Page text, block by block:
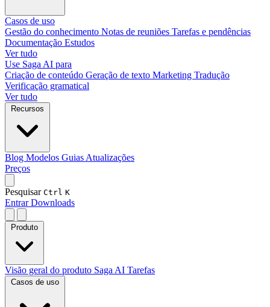
Casos de uso
Gestão do conhecimento Notas de reuniões Tarefas e pendências
Documentação Estudos
Ver tudo
Use Saga AI para
Criação de conteúdo Geração de texto Marketing Tradução
Verificação gramatical
Ver tudo
Blog Modelos Guias Atualizações
Preços
Pesquisar Ctrl K
EntrarDownloads
Visão geral do produto Saga AI Tarefas